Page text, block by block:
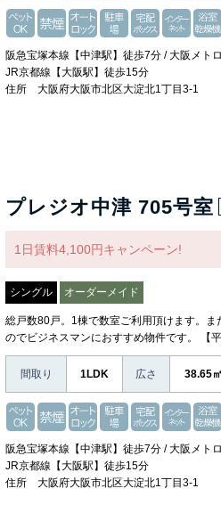
阪急宝塚本線【中津駅】徒歩7分 / 大阪メト
JR京都線【大阪駅】徒歩15分
住所 大阪府大阪市北区大淀北1丁目3-1
プレジオ中津 705号室
1日賃料4,100円キャンペーン!
シングル オーダーメイド
総戸数80戸。1棟で数室ご利用頂けます。
のでビジネスマンにおすすめ物件です。 【
間取り 1LDK 広さ 38.65㎡
阪急宝塚本線【中津駅】徒歩7分 / 大阪メト
JR京都線【大阪駅】徒歩15分
住所 大阪府大阪市北区大淀北1丁目3-1